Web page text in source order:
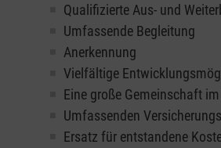
Qualifizierte Aus- und
Umfassende Begleitung
Anerkennung
Vielfältige
Eine große Gemeinschaft
Umfassenden
Ersatz für entstandene